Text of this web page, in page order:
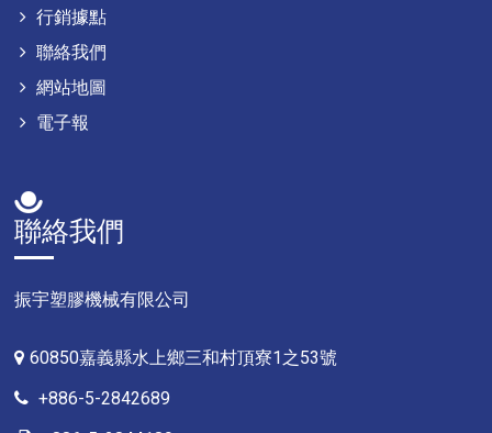
行銷據點
聯絡我們
網站地圖
電子報
聯絡我們
振宇塑膠機械有限公司
60850嘉義縣水上鄉三和村頂寮1之53號
+886-5-2842689